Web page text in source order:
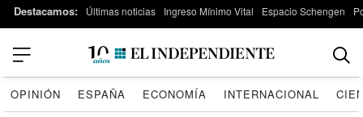
Destacamos: Últimas noticias Ingreso Mínimo Vital Espacio Schengen
OPINIÓN ESPAÑA ECONOMÍA INTERNACIONAL